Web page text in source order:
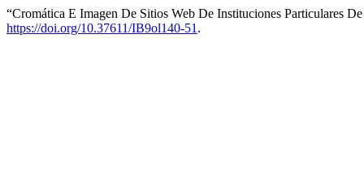
“Cromática E Imagen De Sitios Web De Instituciones Particulares
https://doi.org/10.37611/IB9ol140-51 .